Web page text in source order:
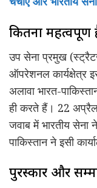
कितना
उप सेना प्रमुख
ऑपरेशनल कार्यक्षेत्र
अलावा भारत-
ही करते हैं। 22
जवाब में भारतीय
पाकिस्तान ने इसी
पुरस्कार और